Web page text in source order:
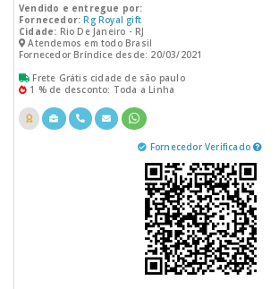
Vendido e entregue por:
Fornecedor: Rg Royal gift
Cidade: Rio De Janeiro - RJ
Atendemos em todo Brasil
Fornecedor Bríndice desde: 20/03/2021
Frete Grátis cidade de são paulo
1 % de desconto: Toda a Linha
Fornecedor Verificado